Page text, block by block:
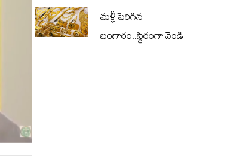
మళ్లీ పెరిగిన
బంగారం..స్థిరంగా వెండి